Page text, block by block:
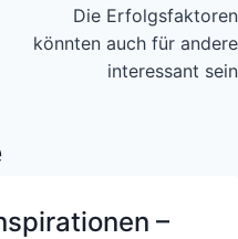
Die Erfolgsfaktoren
könnten auch für andere
interessant sein
–